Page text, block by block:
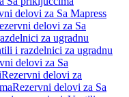
delovi za Sa Mapress
delovi za Sa
za ugradnu
i razdelnici za ugradnu
delovi za Sa
Rezervni delovi za
Rezervni delovi za Sa